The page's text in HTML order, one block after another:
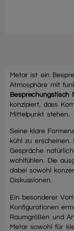
Metar ist ein
Atmosphäre mit
Besprechungstisch
konzipiert, dass
Mittelpunkt stehen.
Seine klare
kühl zu
Gespräche
wohlfühlen. Die
dabei sowohl
Diskussionen.
Ein besonderer
Konfigurationen
Raumgrößen und
Metar sowohl für